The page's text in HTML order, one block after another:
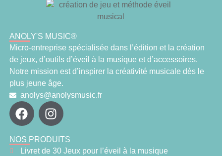
ANOLY'S MUSIC®
Micro-entreprise spécialisée dans l’édition et la création
de jeux, d’outils d’éveil à la musique et d’accessoires.
Notre mission est d’inspirer la créativité musicale dès le
plus jeune âge.
anolys@anolysmusic.fr
NOS PRODUITS
Livret de 30 Jeux pour l’éveil à la musique